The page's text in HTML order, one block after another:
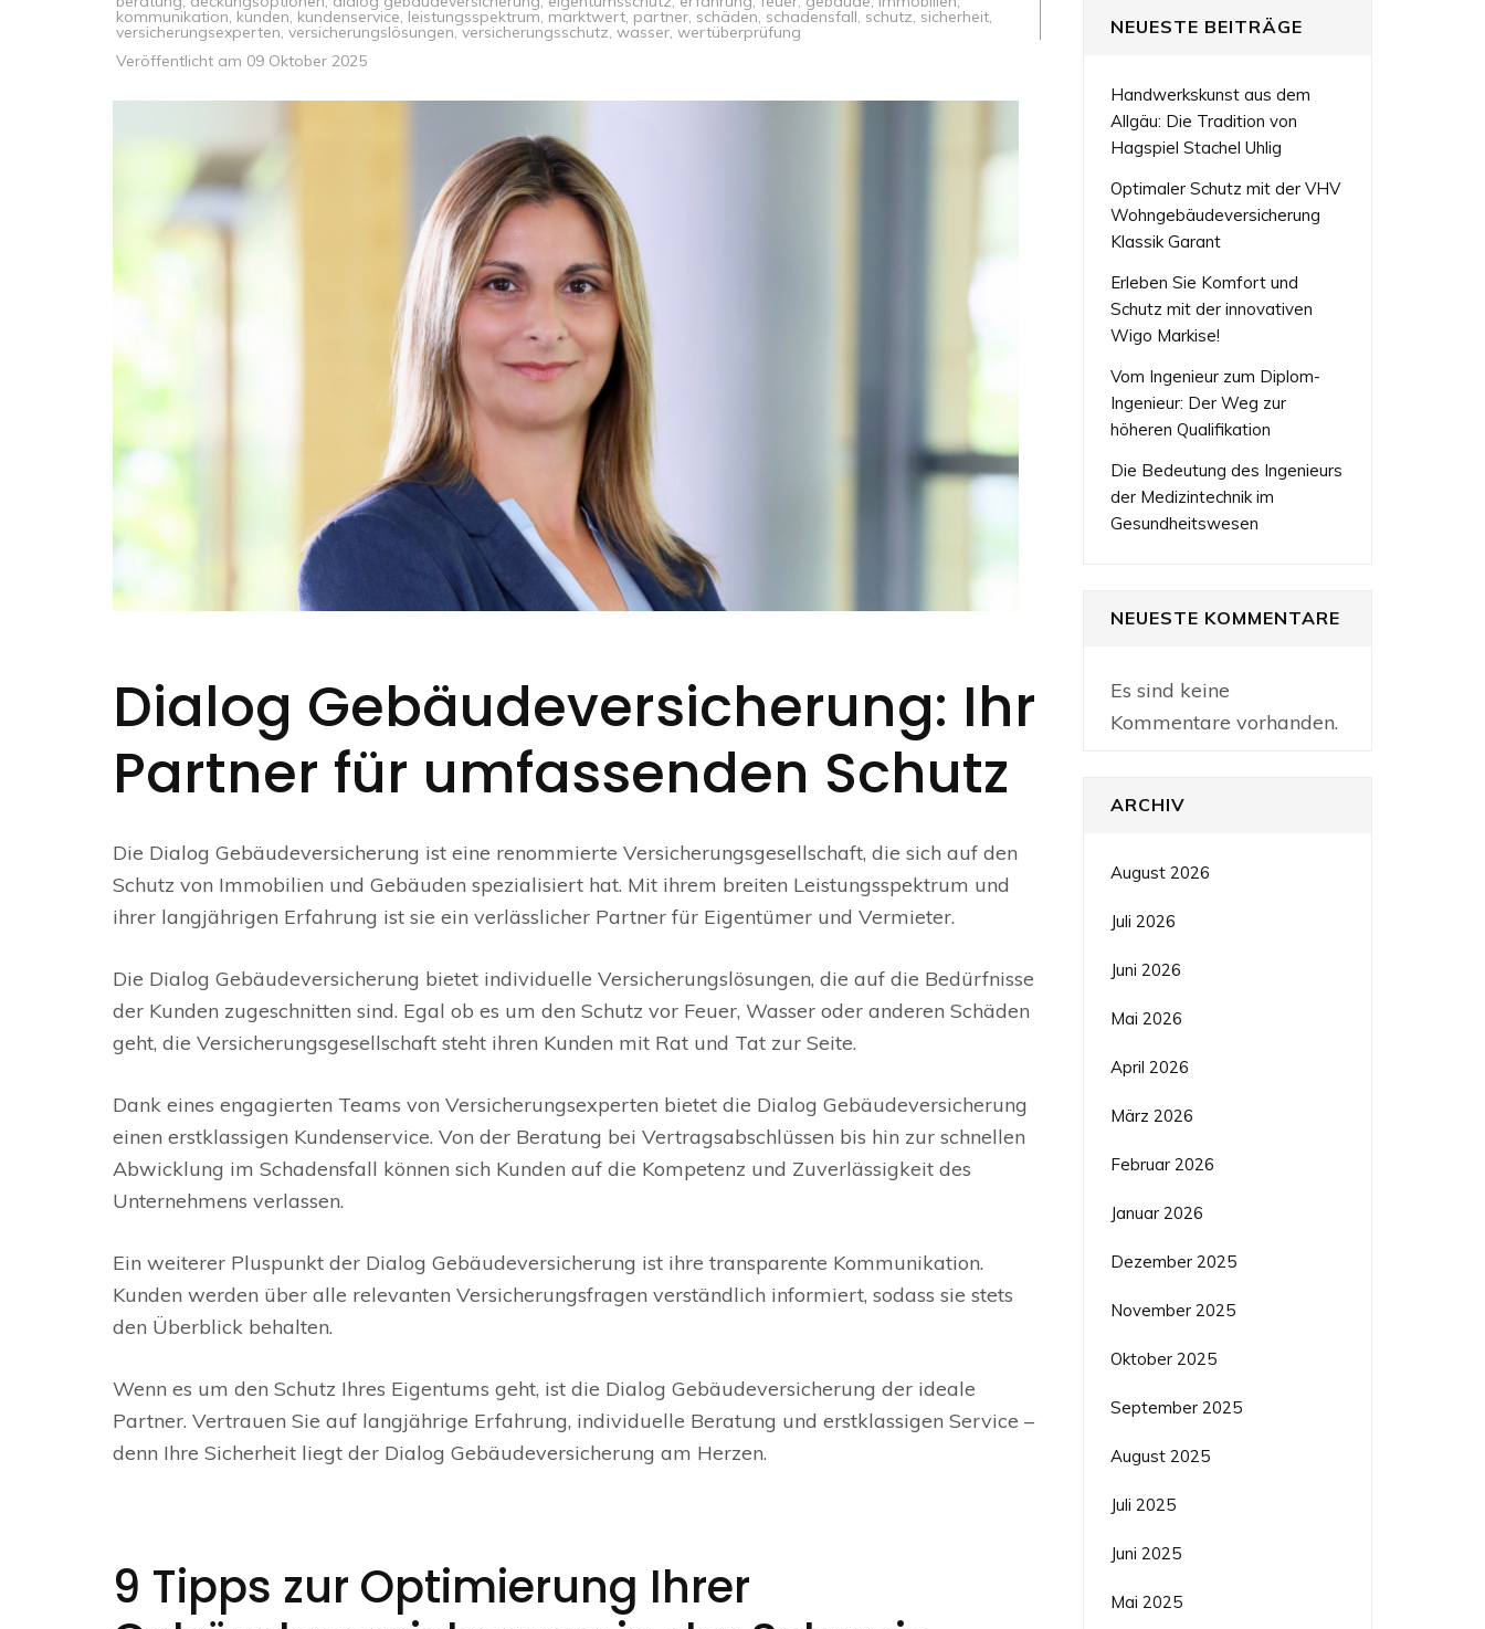
kommunikation, kunden, kundenservice, leistungsspektrum, marktwert, partner, schäden, schadensfall, schutz, sicherheit,
versicherungsexperten, versicherungslösungen,versicherungsschutz, wasser, wertüberprüfung
Veröffentlicht am 09 Oktober 2025
Dialog Gebäudeversicherung: Ihr
Partner für umfassenden Schutz
Die Dialog Gebäudeversicherung ist eine renommierte Versicherungsgesellschaft, die sich auf den
Schutz von Immobilien und Gebäuden spezialisiert hat. Mit ihrem breiten Leistungsspektrum und
ihrer langjährigen Erfahrung ist sie ein verlässlicher Partner für Eigentümer und Vermieter.
Die Dialog Gebäudeversicherung bietet individuelle Versicherungslösungen, die auf die Bedürfnisse
der Kunden zugeschnitten sind. Egal ob es um den Schutz vor Feuer, Wasser oder anderen Schäden
geht, die Versicherungsgesellschaft steht ihren Kunden mit Rat und Tat zur Seite.
Dank eines engagierten Teams von Versicherungsexperten bietet die Dialog Gebäudeversicherung
einen erstklassigen Kundenservice. Von der Beratung bei Vertragsabschlüssen bis hin zur schnellen
Abwicklung im Schadensfall können sich Kunden auf die Kompetenz und Zuverlässigkeit des
Unternehmens verlassen.
Ein weiterer Pluspunkt der Dialog Gebäudeversicherung ist ihre transparente Kommunikation.
Kunden werden über alle relevanten Versicherungsfragen verständlich informiert, sodass sie stets
den Überblick behalten.
Wenn es um den Schutz Ihres Eigentums geht, ist die Dialog Gebäudeversicherung der ideale
Partner. Vertrauen Sie auf langjährige Erfahrung, individuelle Beratung und erstklassigen Service –
denn Ihre Sicherheit liegt der Dialog Gebäudeversicherung am Herzen.
9 Tipps zur Optimierung Ihrer
NEUESTE BEITRÄGE
Handwerkskunst aus dem
Allgäu: Die Tradition von
Hagspiel Stachel Uhlig
Optimaler Schutz mit der VHV
Wohngebäudeversicherung
Klassik Garant
Erleben Sie Komfort und
Schutz mit der innovativen
Wigo Markise!
Vom Ingenieur zum Diplom-
Ingenieur: Der Weg zur
höheren Qualifikation
Die Bedeutung des Ingenieurs
der Medizintechnik im
Gesundheitswesen
NEUESTE KOMMENTARE
Es sind keine
Kommentare vorhanden.
ARCHIV
August 2026
Juli 2026
Juni 2026
Mai 2026
April 2026
März 2026
Februar 2026
Januar 2026
Dezember 2025
November 2025
Oktober 2025
September 2025
August 2025
Juli 2025
Juni 2025
Mai 2025